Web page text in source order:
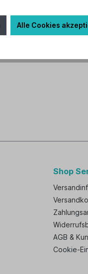
Shop
AGB &
Cookie-
Alle Cookies